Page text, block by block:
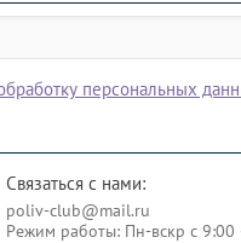
персональных
Связаться с нами:
poliv-club@mail.ru
Режим работы: Пн-вскр с 9:00